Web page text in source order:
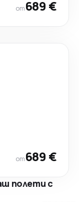
от689 €
от689 €
полети с